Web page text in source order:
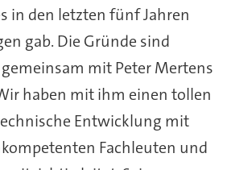
in den letzten fünf Jahren
gab. Die Gründe sind
mit Peter Mertens
haben mit ihm einen tollen
Entwicklung mit
Fachleuten und